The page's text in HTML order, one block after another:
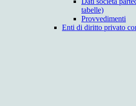
tabelle)
Provvedimenti
Enti di diritto privato